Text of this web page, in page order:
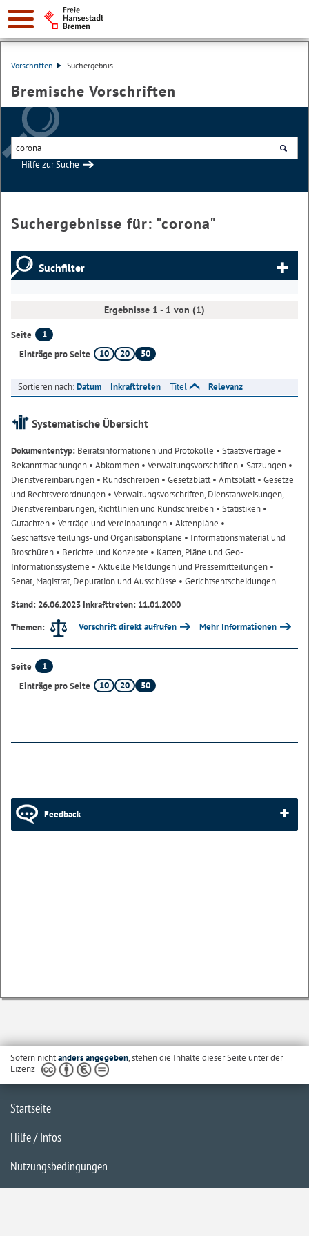
Vorschriften Suchergebnis
Bremische Vorschriften
Hilfe zur Suche
Suchergebnisse für: "corona"
Suchfilter
Ergebnisse 1 - 1 von (1)
Seite
1
Einträge pro Seite
10 20 50
Sortieren nach:Datum Inkrafttreten Titel Relevanz
Systematische Übersicht
Dokumententyp: Beiratsinformationen und Protokolle • Staatsverträge •
Bekanntmachungen • Abkommen • Verwaltungsvorschriften • Satzungen •
Dienstvereinbarungen • Rundschreiben • Gesetzblatt• Amtsblatt• Gesetze
und Rechtsverordnungen • Verwaltungsvorschriften, Dienstanweisungen,
Dienstvereinbarungen, Richtlinien und Rundschreiben • Statistiken •
Gutachten • Verträge und Vereinbarungen • Aktenpläne •
Geschäftsverteilungs- und Organisationspläne • Informationsmaterial und
Broschüren • Berichte und Konzepte • Karten, Pläne und Geo-
Informationssysteme • Aktuelle Meldungen und Pressemitteilungen •
Senat, Magistrat, Deputation und Ausschüsse • Gerichtsentscheidungen
Stand: 26.06.2023 Inkrafttreten: 11.01.2000
Themen:
Vorschrift direkt aufrufen Mehr Informationen
Seite
1
Einträge pro Seite
10 20 50
Feedback
Sofern nichtanders angegeben, stehen die Inhalte dieser Seite unter der
Lizenz
Startseite
Hilfe / Infos
Nutzungsbedingungen